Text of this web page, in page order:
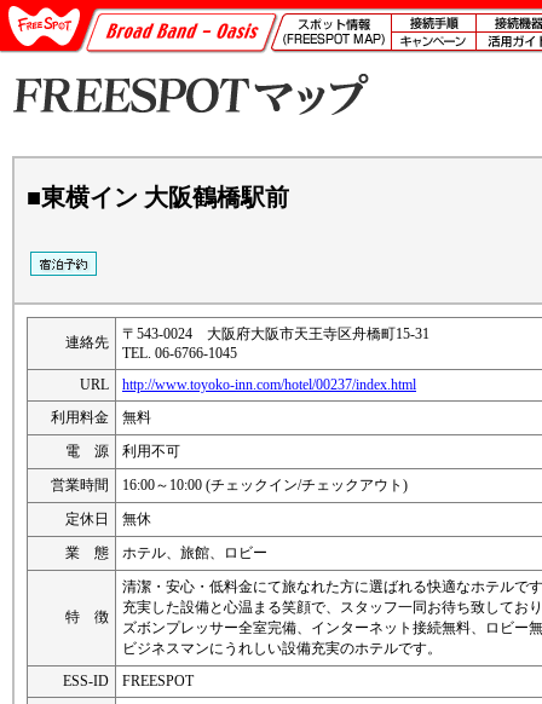
■東横イン 大阪鶴橋駅前
連絡先
〒543-0024 大阪府大阪市天王寺区舟橋町15-31
TEL. 06-6766-1045
URL
http://www.toyoko-inn.com/hotel/00237/index.html
利用料金
無料
電 源
利用不可
営業時間
16:00～10:00 (チェックイン/チェックアウト)
定休日
無休
業 態
ホテル、旅館、ロビー
特 徴
清潔・安心・低料金にて旅なれた方に選ばれる快適なホテルで
充実した設備と心温まる笑顔で、スタッフ一同お待ち致してお
ズボンプレッサー全室完備、インターネット接続無料、ロビー
ビジネスマンにうれしい設備充実のホテルです。
ESS-ID
FREESPOT